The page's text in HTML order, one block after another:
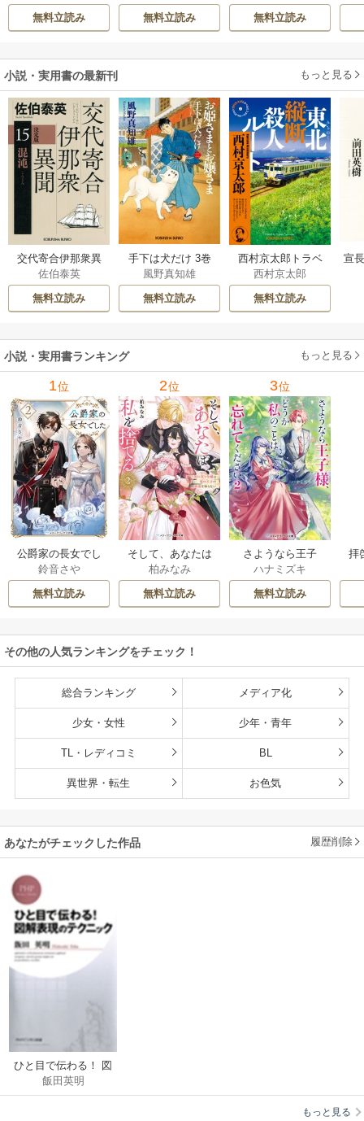
無料立読み 無料立読み
雛宮蝶鼠とりかえ
伝～
/ ゆき哉
無料立読み
小説・実用書の最新刊 もっと見る
交代寄合伊那衆異
聞 15巻
佐伯泰英
無料立読み
手下は犬だけ 3巻
風野真知雄
無料立読み
西村京太郎トラベ
ルミステリー・セ
レクション 2巻
西村京太郎
無料立読み
宣
小説・実用書ランキング もっと見る
1位
公爵家の長女でし
た
鈴音さや
無料立読み
2位
そして、あなたは
私を捨てる
柏みなみ
無料立読み
3位
さようなら王子
様、どうか私のこ
とは忘れてくださ
い
ハナミズキ
無料立読み
拝
その他の人気ランキングをチェック！
総合ランキング メディア化
少女・女性 少年・青年
TL・レディコミ BL
異世界・転生 お色気
あなたがチェックした作品 履歴削除
ひと目で伝わる！ 図
解表現のテクニック
飯田英明
もっと見る